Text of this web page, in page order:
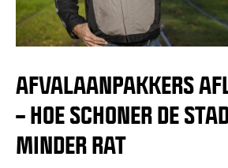
AFVALAANPAKKERS
– HOE SCHONER DE
MINDER RAT